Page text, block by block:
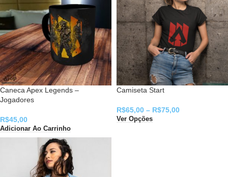
Caneca Apex Legends –
Jogadores
R$45,00
Adicionar Ao Carrinho
Camiseta Start
R$65,00 – R$75,00
Ver Opções